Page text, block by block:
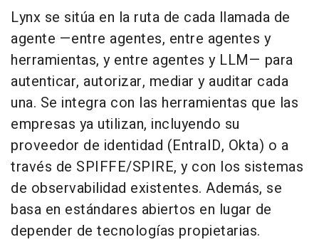
Lynx se sitúa en la ruta de cada llamada de
agente —entre agentes, entre agentes y
herramientas, y entre agentes y LLM— para
autenticar, autorizar, mediar y auditar cada
una. Se integra con las herramientas que las
empresas ya utilizan, incluyendo su
proveedor de identidad (EntraID, Okta) o a
través de SPIFFE/SPIRE, y con los sistemas
de observabilidad existentes. Además, se
basa en estándares abiertos en lugar de
depender de tecnologías propietarias.